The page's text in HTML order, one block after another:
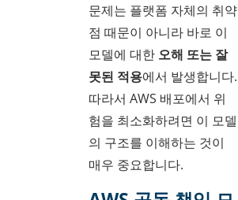
문제는 플랫폼 자체의 취약
점 때문이 아니라 바로 이
모델에 대한 오해 또는 잘
못된 적용에서 발생합니다.
따라서 AWS 배포에서 위
험을 최소화하려면 이 모델
의 구조를 이해하는 것이
매우 중요합니다.